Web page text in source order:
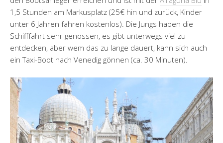
1,5 Stunden am Markusplatz (25€ hin und zurück, Kinder
unter 6 Jahren fahren kostenlos). Die Jungs haben die
Schifffahrt sehr genossen, es gibt unterwegs viel zu
entdecken, aber wem das zu lange dauert, kann sich auch
ein Taxi-Boot nach Venedig gönnen (ca. 30 Minuten).